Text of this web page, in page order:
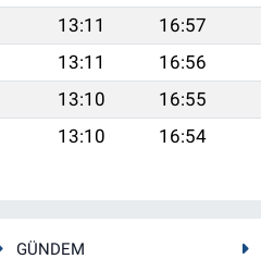
13:11 16:57
13:11 16:56
13:10 16:55
13:10 16:54
GÜNDEM